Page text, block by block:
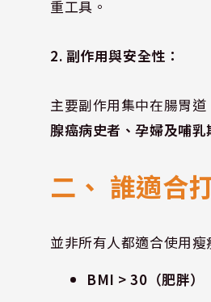
重工具。
2. 副作用與安全性：
主要副作用集中在腸胃
腺癌病史者、孕婦及哺
二、 誰適合
並非所有人都適合使用瘦
BMI > 30（肥胖）